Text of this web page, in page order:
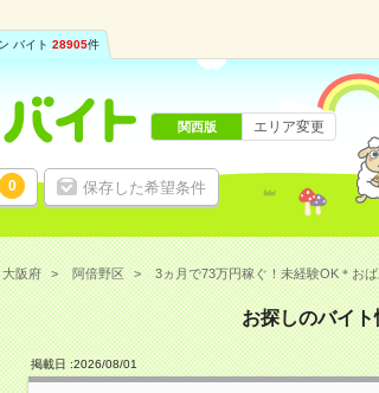
バイト 28905件
0 保存した希望条件
関西版 エリア変更
大阪府 阿倍野区 3ヵ月で73万円稼ぐ！未経験OK＊お
お探しのバイ
掲載日 :2026/08/01